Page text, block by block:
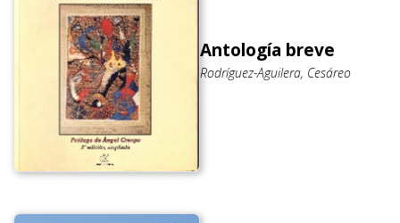
Antología breve
Rodríguez-Aguilera, Cesáreo